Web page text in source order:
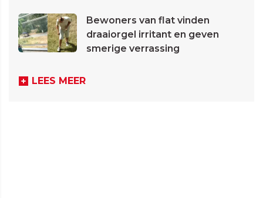
Bewoners van flat vinden
draaiorgel irritant en geven
smerige verrassing
LEES MEER